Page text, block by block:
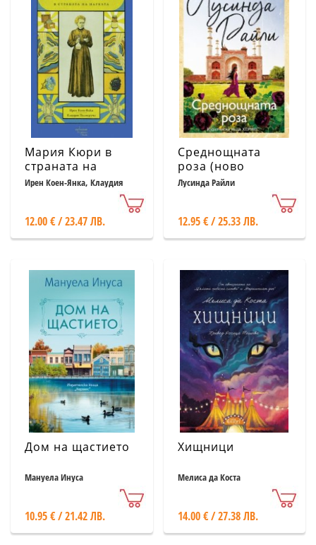
Мария Кюри в
страната на
науката
Ирен Коен-Янка, Клаудия
12.00 € / 23.47 ЛВ.
Среднощната
роза (ново
издание)
Лусинда Райли
12.95 € / 25.33 ЛВ.
Дом на щастието
Мануела Инуса
10.95 € / 21.42 ЛВ.
Хищници
Мелиса да Коста
14.00 € / 27.38 ЛВ.